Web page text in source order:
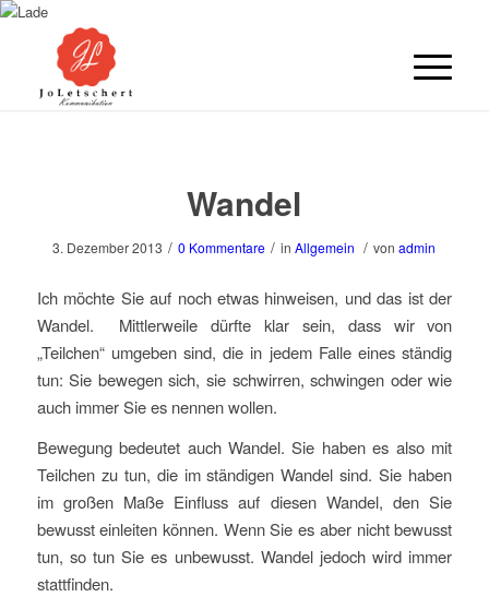
Wandel
3. Dezember 2013 / 0 Kommentare / inAllgemein / vonadmin
Ich möchte Sie auf noch etwas hinweisen, und das ist der
Wandel. Mittlerweile dürfte klar sein, dass wir von
„Teilchen“ umgeben sind, die in jedem Falle eines ständig
tun: Sie bewegen sich, sie schwirren, schwingen oder wie
auch immer Sie es nennen wollen.
Bewegung bedeutet auch Wandel. Sie haben es also mit
Teilchen zu tun, die im ständigen Wandel sind. Sie haben
im großen Maße Einfluss auf diesen Wandel, den Sie
bewusst einleiten können. Wenn Sie es aber nicht bewusst
tun, so tun Sie es unbewusst. Wandel jedoch wird immer
stattfinden.